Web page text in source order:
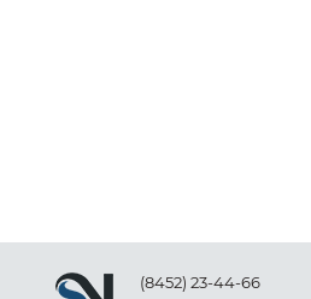
(8452) 23-44-66